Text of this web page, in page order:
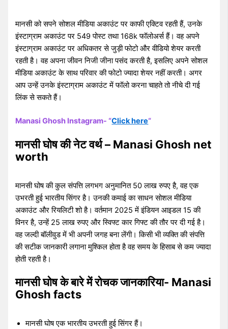
मानसी को सपने सोशल मीडिया अकाउंट पर काफी एक्टिव रहती हैं, उनके
इंस्टाग्राम अकाउंट पर 549 पोस्ट तथा 168k फॉलोअर्स हैं। वह अपने
इंस्टाग्राम अकाउंट पर अधिकतर से जुड़ी फोटो और वीडियो शेयर करती
रहती है। वह अपना जीवन निजी जीना पसंद करती है, इसलिए अपने सोशल
मीडिया अकाउंट के साथ परिवार की फोटो ज्यादा शेयर नहीं करती। अगर
आप उन्हें उनके इंस्टाग्राम अकाउंट में फॉलो करना चाहते तो नीचे दी गई
लिंक से सकते हैं।
Manasi Ghosh Instagram- “Click here“
मानसी घोष की नेट वर्थ – Manasi Ghosh net
worth
मानसी घोष की कुल संपत्ति लगभग अनुमानित 50 लाख रुपए है, वह एक
उभरती हुई भारतीय सिंगर है। उनकी कमाई का साधन सोशल मीडिया
अकाउंट और रियलिटी शो है। वर्तमान 2025 में इंडियन आइडल 15 की
विनर है, उन्हें 25 लाख रुपए और स्विफ्ट कार गिफ्ट की तौर पर दी गई है।
वह जल्दी बॉलीवुड में भी अपनी जगह बना लेंगी। किसी भी व्यक्ति की संपत्ति
की सटीक जानकारी लगाना मुश्किल होता है वह समय के हिसाब से कम ज्यादा
होती रहती है।
मानसी घोष के बारे में रोचक जानकारिया- Manasi
Ghosh facts
मानसी घोष एक भारतीय उभरती हुई सिंगर हैं।